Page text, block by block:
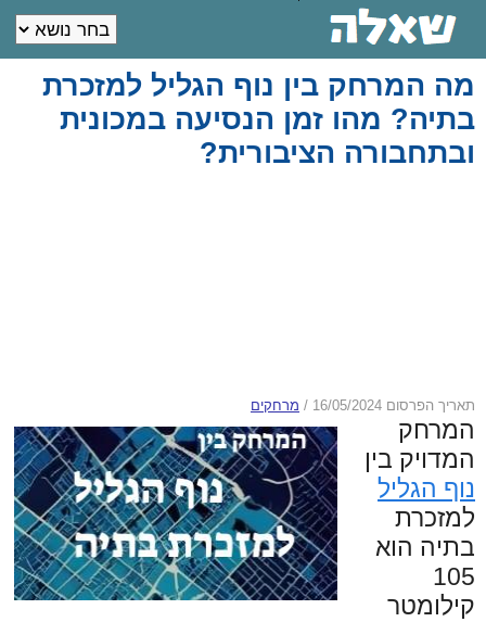
מה המרחק בין נוף הגליל למזכרת
בתיה? מהו זמן הנסיעה במכונית
ובתחבורה הציבורית?
תאריך הפרסום 16/05/2024 / מרחקים
המרחק
המדויק בין
נוף הגליל
למזכרת
בתיה הוא
105
קילומטר